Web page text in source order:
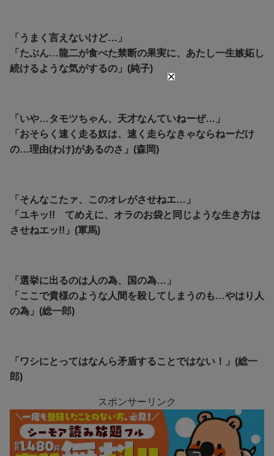
「うまく言えないけど…」
「たぶん…龍二が食べた禁断の果実に、あたし一生嫉妬し
続けるような気がするの」(純子)
「いや…タモツちゃん、天才なんていねーぜ…」
「おそらく速く走る奴は、速く走らなきゃならねーだけ
の…理由(わけ)があるのさ」(森岡)
「そんなこたァ、このオレがさせねエ…」
「ユキッ!! てめえに、オラのお袋と同じような生き方は
させねエッ!!」(軍馬)
「選挙に出るのは人の為、国の為…」
「ここで貴様のような人間を殺してしまうのも…やはり人
の為」(総一郎)
「ワシにとってはなんら矛盾することではない！」(総一
郎)
スポンサーリンク